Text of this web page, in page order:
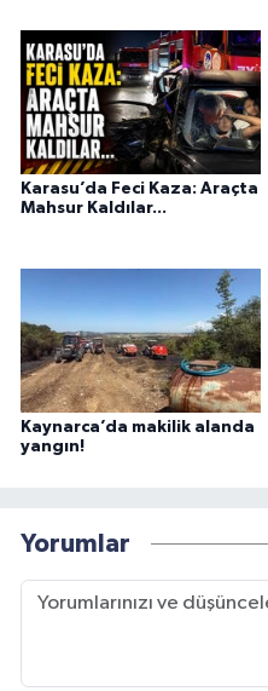
Karasu’da Feci Kaza: Araçta
Mahsur Kaldılar...
Kaynarca’da makilik alanda
yangın!
Yorumlar